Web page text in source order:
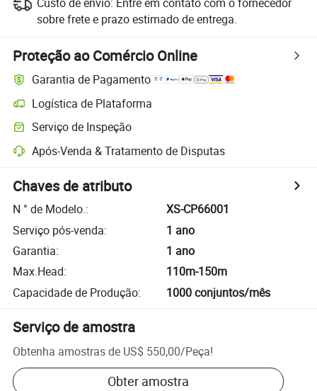
sobre frete e prazo estimado de entrega.
Proteção ao Comércio Online
Garantia de Pagamento
Logística de Plataforma
Serviço de Inspeção
Após-Venda & Tratamento de Disputas
Chaves de atributo
N ° de Modelo.:
XS-CP66001
Serviço pós-venda:
1 ano
Garantia:
1 ano
Max.Head:
110m-150m
Capacidade de Produção: 1000 conjuntos/mês
Serviço de amostra
Obtenha amostras de US$ 550,00/Peça!
Obter amostra